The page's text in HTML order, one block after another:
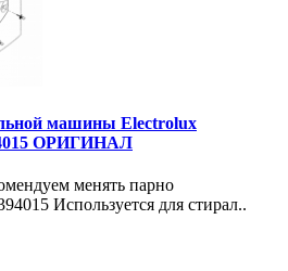
машины Electrolux
ОРИГИНАЛ
менять парно
Используется для стирал..